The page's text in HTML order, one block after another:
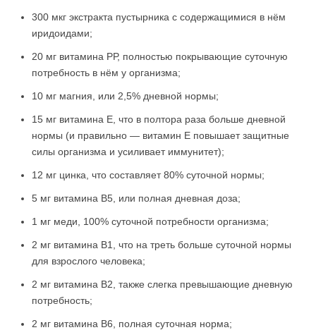
300 мкг экстракта пустырника с содержащимися в нём
иридоидами;
20 мг витамина РР, полностью покрывающие суточную
потребность в нём у организма;
10 мг магния, или 2,5% дневной нормы;
15 мг витамина Е, что в полтора раза больше дневной
нормы (и правильно — витамин Е повышает защитные
силы организма и усиливает иммунитет);
12 мг цинка, что составляет 80% суточной нормы;
5 мг витамина В5, или полная дневная доза;
1 мг меди, 100% суточной потребности организма;
2 мг витамина В1, что на треть больше суточной нормы
для взрослого человека;
2 мг витамина В2, также слегка превышающие дневную
потребность;
2 мг витамина В6, полная суточная норма;